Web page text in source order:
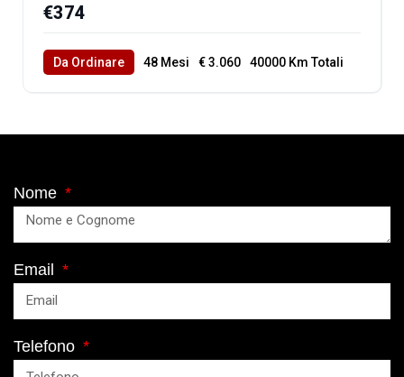
€374
Da Ordinare 48 Mesi € 3.060 40000 Km Totali
Nome
Email
Telefono